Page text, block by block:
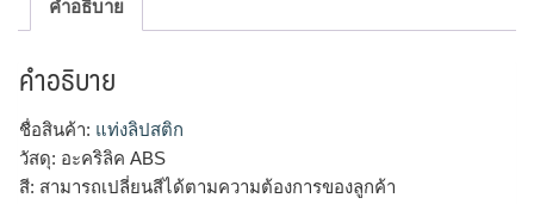
คำอธิบาย
คำอธิบาย
ชื่อสินค้า: แท่งลิปสติก
วัสดุ: อะคริลิค ABS
สี: สามารถเปลี่ยนสีได้ตามความต้องการของลูกค้า